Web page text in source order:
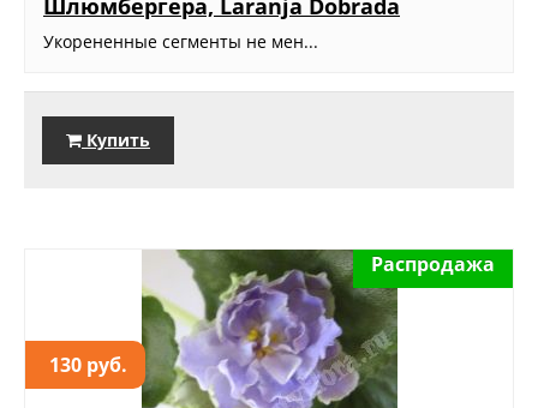
Укорененные сегменты не мен...
Купить
130 руб.
Распродажа